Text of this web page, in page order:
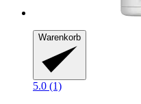
Warenkorb
5.0 (1)